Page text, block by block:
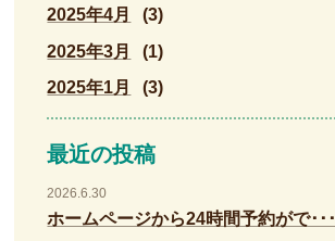
2025年4月
(3)
2025年3月
(1)
2025年1月
(3)
最近の投稿
2026.6.30
ホームページから24時間予約がで･･･